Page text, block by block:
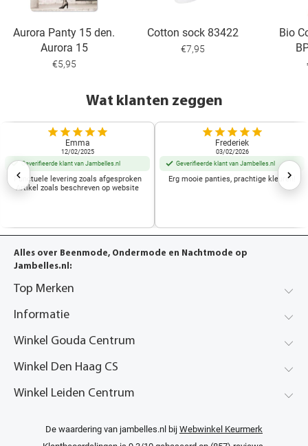
Aurora Panty 15 den.
Aurora 15
€5,95
Cotton sock 83422
€7,95
Bio
Wat klanten zeggen
Emma
12/02/2025
Geverifieerde klant van Jambelles.nl
Punctuele levering zoals afgesproken
Artikel zoals beschreven op website
Frederiek
03/02/2026
Geverifieerde klant van Jambelles.nl
Erg mooie panties, prachtige kleuren!
Alles over Beenmode, Ondermode en Nachtmode op
Jambelles.nl:
Top Merken
Informatie
Winkel Gouda Centrum
Winkel Den Haag CS
Winkel Leiden Centrum
De waardering van jambelles.nl bij Webwinkel Keurmerk